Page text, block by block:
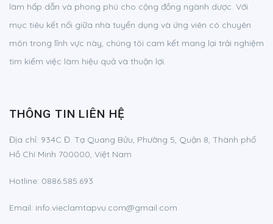
làm hấp dẫn và phong phú cho cộng đồng ngành dược. Với
mục tiêu kết nối giữa nhà tuyển dụng và ứng viên có chuyên
môn trong lĩnh vực này, chúng tôi cam kết mang lại trải nghiệm
tìm kiếm việc làm hiệu quả và thuận lợi.
THÔNG TIN LIÊN HỆ
Địa chỉ: 934C Đ. Tạ Quang Bửu, Phường 5, Quận 8, Thành phố
Hồ Chí Minh 700000, Việt Nam
Hotline: 0886.585.693
Email: info.vieclamtapvu.com@gmail.com